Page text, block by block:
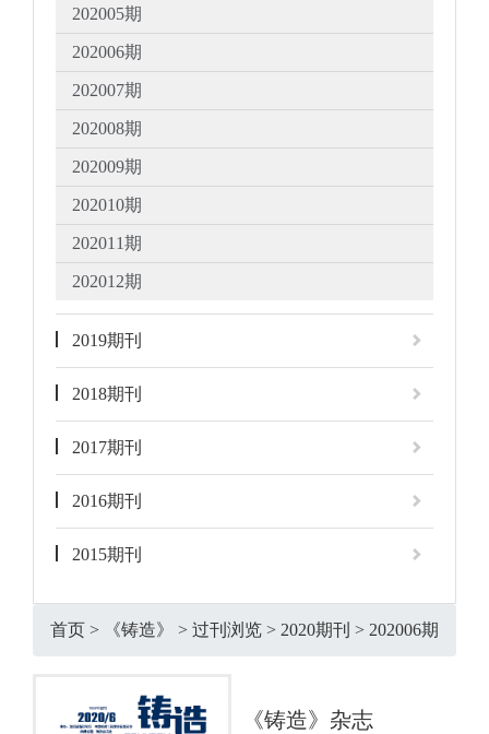
202005期
202006期
202007期
202008期
202009期
202010期
202011期
202012期
2019期刊
2018期刊
2017期刊
2016期刊
2015期刊
首页 > 《铸造》 > 过刊浏览 > 2020期刊 > 202006期
《铸造》杂志